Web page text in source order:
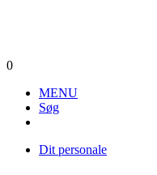
0
MENU
Søg
Dit personale